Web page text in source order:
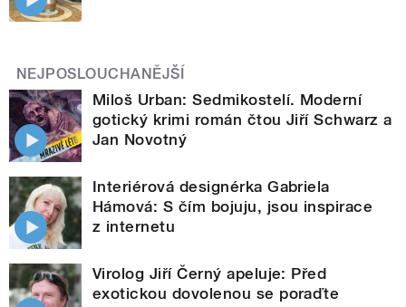
NEJPOSLOUCHANĚJŠÍ
Miloš Urban: Sedmikostelí. Moderní
gotický krimi román čtou Jiří Schwarz a
Jan Novotný
Interiérová designérka Gabriela
Hámová: S čím bojuju, jsou inspirace
z internetu
Virolog Jiří Černý apeluje: Před
exotickou dovolenou se poraďte